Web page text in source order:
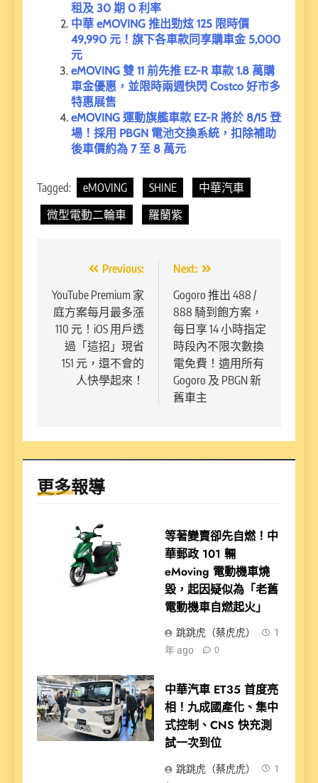
租及 30 期 0 利率
中華 eMOVING 推出勁炫 125 限時價
49,990 元！旗下各車款同享購車金 5,000
元
eMOVING 雙 11 前先推 EZ-R 車款 1.8 萬購
車金優惠，並限時兩週快閃 Costco 好市多
特惠展售
eMOVING 運動旗艦車款 EZ-R 將於 8/15 登
場！採用 PBGN 電池交換系統，扣除補助
後車價約為 7 至 8 萬元
Tagged: eMOVING SHINE
中華汽車
微型電動二輪車
羅蘭紫
章
導
覽
Previous:
YouTube Premium 家
庭方案每月最多漲
110 元！iOS 用戶透
過「這招」現省
151 元，還不會的
人快學起來！
Next:
Gogoro 推出 488 /
888 騎到飽方案，
每日享 14 小時指定
時段內不限次數換
電免費！適用所有
Gogoro 及 PBGN 新
舊車主
更多報導
等著變賣卻先自燃！中
華郵政 101 輛
eMoving 電動機車燒
毀，起因疑似為「老舊
電動機車自燃起火」
跳跳虎（蔡虎虎）
1
年 ago
0
中華汽車 ET35 首度亮
相！九成國產化、集中
式控制、CNS 快充測
試一次到位
跳跳虎（蔡虎虎）
1